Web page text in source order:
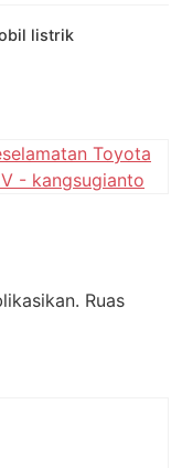
listrik
Toyota
- kangsugianto
Ruas